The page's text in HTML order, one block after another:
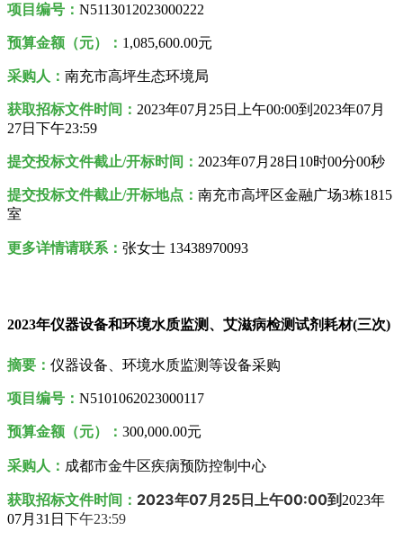
项目编号： N5113012023000222
预算金额（元）： 1,085,600.00元
采购人 ： 南充市高坪生态环境局
获取招标文件时间： 2023年07月25日 上午00:00到 2023年07月
27日 下午23:59
提交投标文件截止/开标时间： 2023年07月28日10时00分00秒
提交投标文件截止/开标地点： 南充市高坪区金融广场3栋1815
室
更多详情请联系： 张女士 13438970093
2023年仪器设备和环境水质监测、艾滋病检测试剂耗材(三次)
摘要： 仪器设备、环境水质监测等设备采购
项目编号： N5101062023000117
预算金额（元）： 300,000.00元
采购人 ： 成都市金牛区疾病预防控制中心
获取招标文件时间： 2023年07月25日 上午00:00到2023年
07月31日 下午23:59